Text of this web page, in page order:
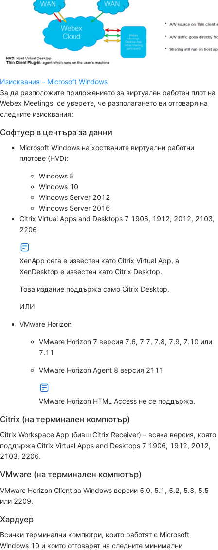
Изисквания – Microsoft Windows
За да разположите приложението за виртуален работен плот на
Webex Meetings, се уверете, че разполагането ви отговаря на
следните изисквания:
Софтуер в центъра за данни
Microsoft Windows на хостваните виртуални работни
плотове (HVD):
Windows 8
Windows 10
Windows Server 2012
Windows Server 2016
Citrix Virtual Apps and Desktops 7 1906, 1912, 2012, 2103,
2206
XenApp сега е известен като Citrix Virtual App, а
XenDesktop е известен като Citrix Desktop.
Това издание поддържа само Citrix Desktop.
ИЛИ
VMware Horizon
VMware Horizon 7 версия 7.6, 7.7, 7.8, 7.9, 7.10 или
7.11
VMware Horizon Agent 8 версия 2111
VMware Horizon HTML Access не се поддържа.
Citrix (на терминален компютър)
Citrix Workspace App (бивш Citrix Receiver) – всяка версия, която
поддържа Citrix Virtual Apps and Desktops 7 1906, 1912, 2012,
2103, 2206.
VMware (на терминален компютър)
VMware Horizon Client за Windows версии 5.0, 5.1, 5.2, 5.3, 5.5
или 2209.
Хардуер
Всички терминални компютри, които работят с Microsoft
Windows 10 и които отговарят на следните минимални